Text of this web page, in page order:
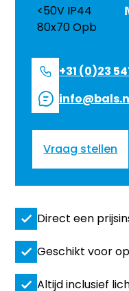
+31 (0)23
Vraag stellen
Direct een
Geschikt voor
Altijd inclusief